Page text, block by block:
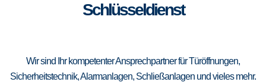
Schlüsseldienst
Wir sind Ihr kompetenter Ansprechpartner für Türöffnungen,
Sicherheitstechnik, Alarmanlagen, Schließanlagen und vieles mehr.